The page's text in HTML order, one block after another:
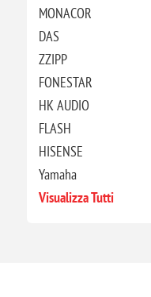
MONACOR
DAS
ZZIPP
FONESTAR
HK AUDIO
FLASH
HISENSE
Yamaha
Visualizza Tutti